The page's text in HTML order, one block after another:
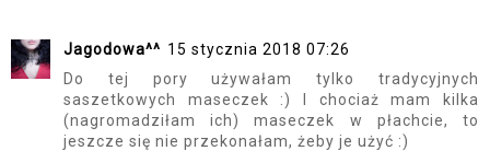
Jagodowa^^ 15 stycznia 2018 07:26
Do tej pory używałam tylko tradycyjnych
saszetkowych maseczek :) I chociaż mam kilka
(nagromadziłam ich) maseczek w płachcie, to
jeszcze się nie przekonałam, żeby je użyć :)